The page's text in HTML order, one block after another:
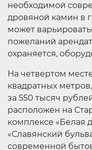
необходимой
дровяной камин в
может
пожеланий
охраняется,
На четвертом
квадратных
за 550 тысяч
расположен на
комплексе «Белая
«Славянский
современной